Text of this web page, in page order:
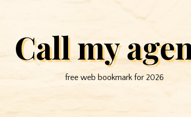
Call my
free web bookmark for 2026